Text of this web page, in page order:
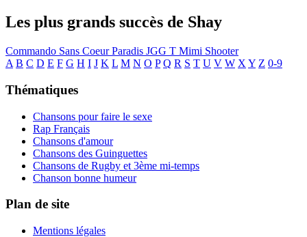
Les plus grands succès de Shay
Commando Sans CoeurParadis JGG T Mimi Shooter
A B C D E F G H I J K L M N O P Q R S T U V W X Y Z 0-9
Thématiques
Chansons pour faire le sexe
Rap Français
Chansons d'amour
Chansons des Guinguettes
Chansons de Rugby et 3ème mi-temps
Chanson bonne humeur
Plan de site
Mentions légales